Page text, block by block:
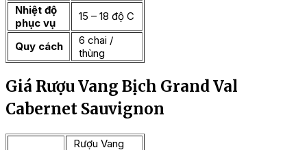
Nhiệt độ
phục vụ
15 – 18 độ C
Quy cách
6 chai /
thùng
Giá Rượu Vang Bịch Grand Val
Cabernet Sauvignon
Rượu Vang